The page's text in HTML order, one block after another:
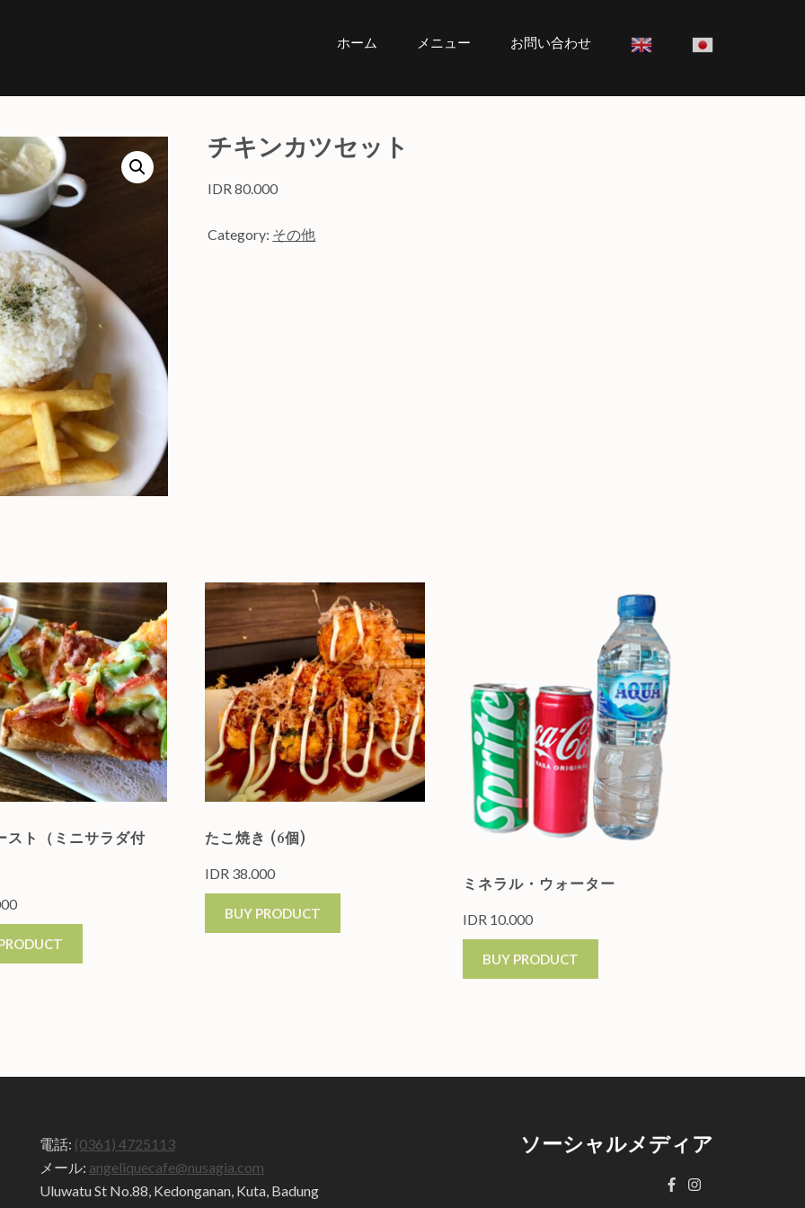
ホーム メニュー お問い合わせ
チキンカツセット
IDR80.000
Category: その他
スト（ミニサラダ付 たこ焼き (6個)
IDR 38.000
BUY PRODUCT
ミネラル・ウォーター
IDR 10.000
BUY PRODUCT
電話: (0361) 4725113
メール: angeliquecafe@nusagia.com
Uluwatu St No.88, Kedonganan, Kuta, Badung
ソーシャルメディア